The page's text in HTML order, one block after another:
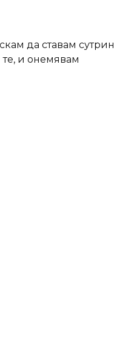
да ставам сутрин
и онемявам